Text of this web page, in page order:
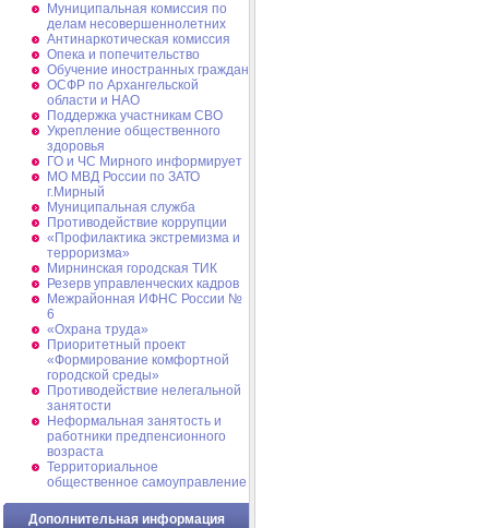
Муниципальная комиссия по
делам несовершеннолетних
Антинаркотическая комиссия
Опека и попечительство
Обучение иностранных граждан
ОСФР по Архангельской
области и НАО
Поддержка участникам СВО
Укрепление общественного
здоровья
ГО и ЧС Мирного информирует
МО МВД России по ЗАТО
г.Мирный
Муниципальная cлужба
Противодействие коррупции
«Профилактика экстремизма и
терроризма»
Мирнинская городская ТИК
Резерв управленческих кадров
Межрайонная ИФНС России №
6
«Охрана труда»
Приоритетный проект
«Формирование комфортной
городской среды»
Противодействие нелегальной
занятости
Неформальная занятость и
работники предпенсионного
возраста
Территориальное
общественное самоуправление
Дополнительная информация